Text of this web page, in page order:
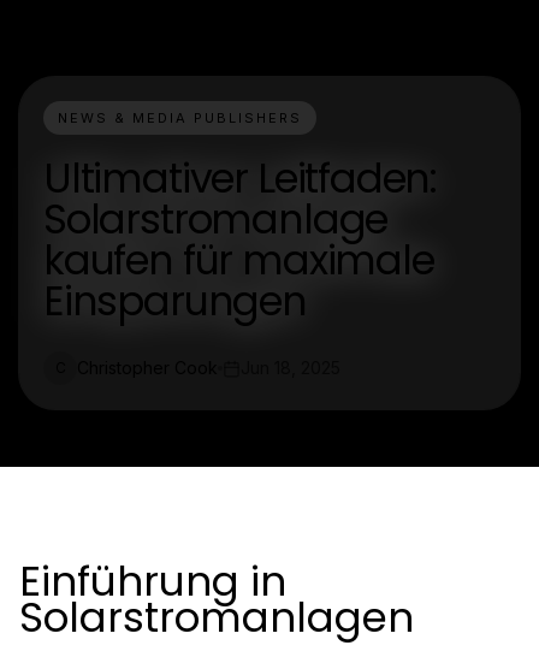
NEWS & MEDIA PUBLISHERS
Ultimativer Leitfaden:
Solarstromanlage
kaufen für maximale
Einsparungen
Einführung in
Solarstromanlagen